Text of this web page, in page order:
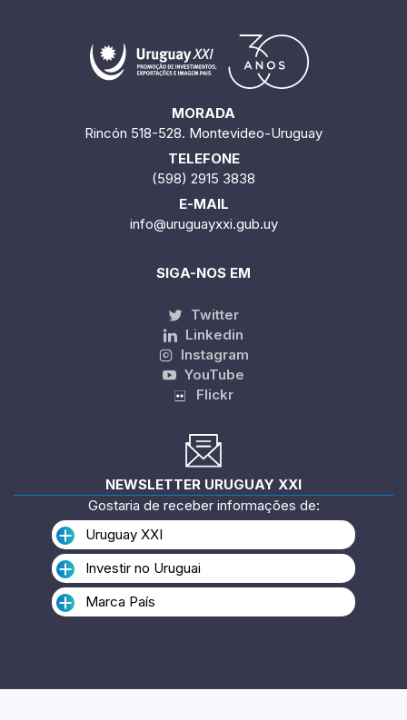
MORADA
Rincón 518-528. Montevideo-Uruguay
TELEFONE
(598) 2915 3838
E-MAIL
info@uruguayxxi.gub.uy
SIGA-NOS EM
Twitter
Linkedin
Instagram
YouTube
Flickr
NEWSLETTER URUGUAY XXI
Gostaria de receber informações de:
Uruguay XXI
Investir no Uruguai
Marca País